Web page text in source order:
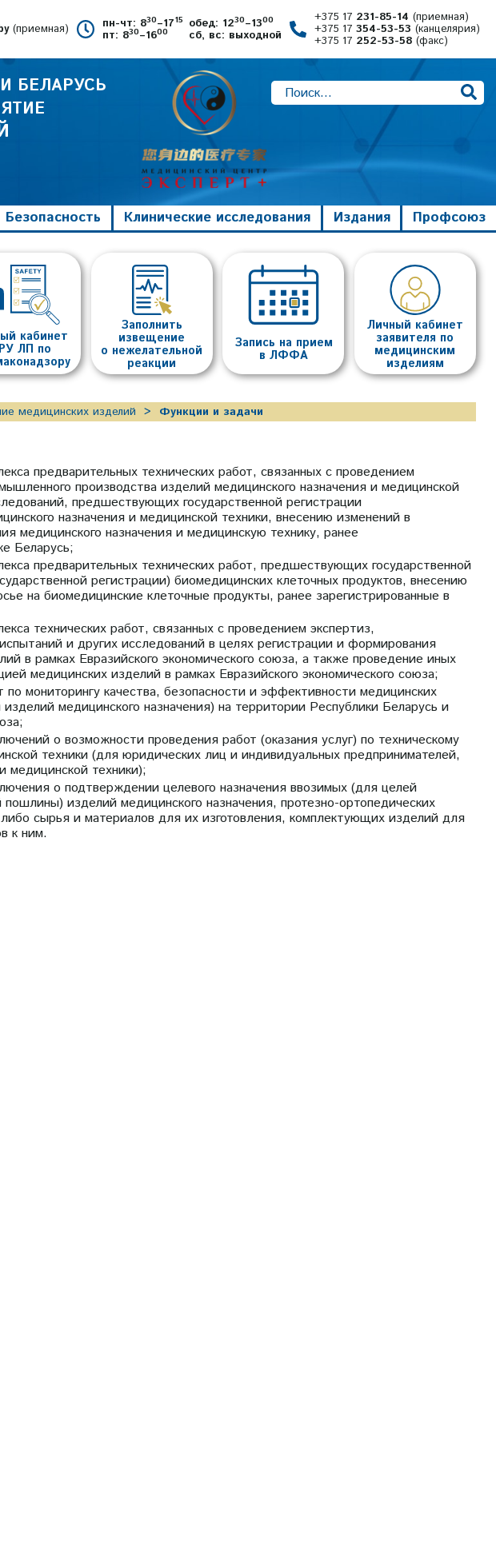
(приемная) пн-чт: 830–1715
пт: 830–1600
обед: 1230–1300
сб, вс: выходной
+375 17 231-85-14(приемная)
+375 17354-53-53(канцелярия)
+375 17 252-53-58(факс)
БЕЛАРУСЬ
Безопасность Клинические исследования Издания Профсоюз
кабинет
ЛП по
Заполнить
извещение
о нежелательной
реакции
Запись на прием
в ЛФФА
Личный кабинет
заявителя по
медицинским
изделиям
медицинских изделий Функции и задачи
предварительных технических работ, связанных с проведением
производства изделий медицинского назначения и медицинской
предшествующих государственной регистрации
назначения и медицинской техники, внесению изменений в
медицинского назначения и медицинскую технику, ранее
Беларусь;
предварительных технических работ, предшествующих государственной
регистрации) биомедицинских клеточных продуктов, внесению
на биомедицинские клеточные продукты, ранее зарегистрированные в
технических работ, связанных с проведением экспертиз,
и других исследований в целях регистрации и формирования
в рамках Евразийского экономического союза, а также проведение иных
медицинских изделий в рамках Евразийского экономического союза;
мониторингу качества, безопасности и эффективности медицинских
медицинского назначения) на территории Республики Беларусь и
о возможности проведения работ (оказания услуг) по техническому
техники (для юридических лиц и индивидуальных предпринимателей,
медицинской техники);
о подтверждении целевого назначения ввозимых (для целей
изделий медицинского назначения, протезно-ортопедических
сырья и материалов для их изготовления, комплектующих изделий для
к ним.